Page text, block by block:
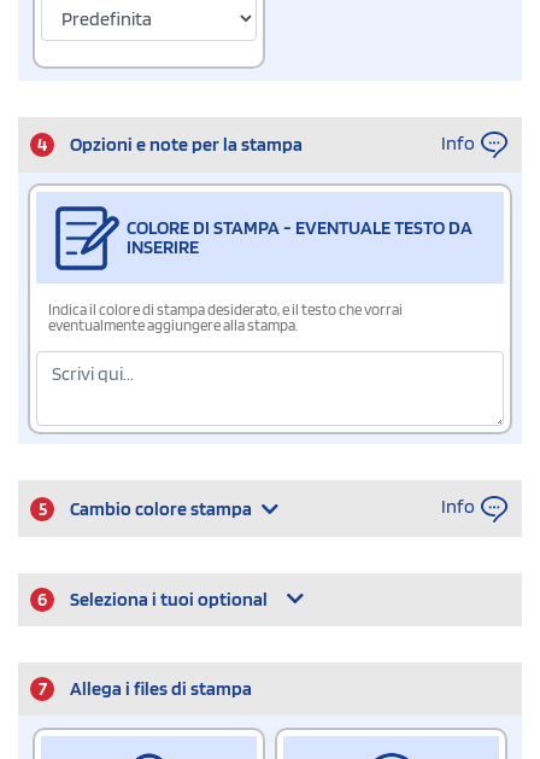
4 Opzioni e note per la stampa Info
COLORE DI STAMPA - EVENTUALE TESTO DA
INSERIRE
Indica il colore di stampa desiderato, e il testo che vorrai
eventualmente aggiungere alla stampa.
5 Cambio colore stampa Info
6 Seleziona i tuoi optional
7 Allega i files di stampa